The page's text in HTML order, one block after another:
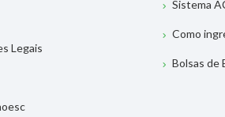
Legais
Sistema
Como
Bolsas de